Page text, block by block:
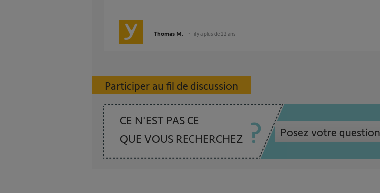
Thomas M. il y a plus de 12 ans
Participer au fil de discussion
CE N'EST PAS CE
QUE VOUS RECHERCHEZ
Posez votre question